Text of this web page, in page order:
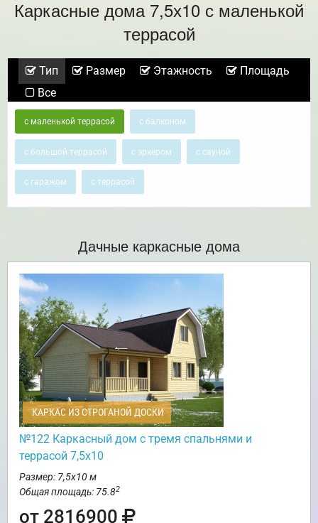
Каркасные дома 7,5х10 с маленькой
террасой
Тип Размер Этажность
Площадь
Все
с маленькой террасой с балконом
с большой террасой с эркером с сауной
с гаражом с террасой
Дачные каркасные дома
КАРКАС ИЗ СТРОГАНОЙ ДОСКИ
№122 Каркасный дом с тремя спальнями и
террасой 7,5х10
Размер: 7,5х10 м
Общая площадь: 75.82
от 2816900